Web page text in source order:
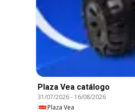
Plaza Vea catálogo
31/07/2026- 16/08/2026
Plaza Vea